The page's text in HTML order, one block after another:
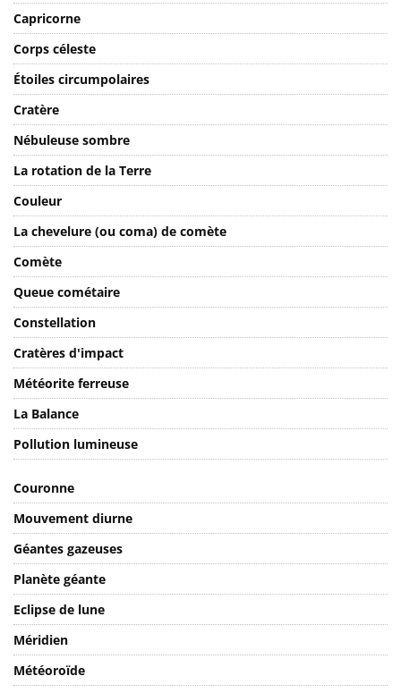
Capricorne
Corps céleste
Étoiles circumpolaires
Cratère
Nébuleuse sombre
La rotation de la Terre
Couleur
La chevelure (ou coma) de comète
Comète
Queue cométaire
Constellation
Cratères d'impact
Météorite ferreuse
La Balance
Pollution lumineuse
Couronne
Mouvement diurne
Géantes gazeuses
Planète géante
Eclipse de lune
Méridien
Météoroïde